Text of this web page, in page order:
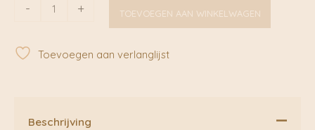
-
Piere
Almond
+ TOEVOEGEN AAN WINKELWAGEN
Toevoegen aan verlanglijst
Beschrijving